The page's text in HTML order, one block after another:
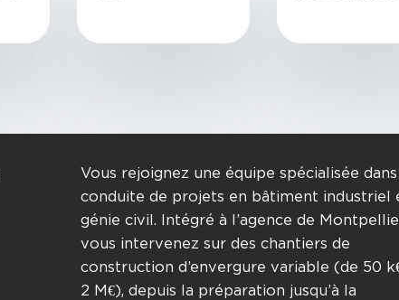
Vous rejoignez une équipe spécialisée
conduite de projets en bâtiment industriel
génie civil. Intégré à l’agence de
vous intervenez sur des chantiers de
construction d’envergure variable (de 50
2 M€), depuis la préparation jusqu’à la